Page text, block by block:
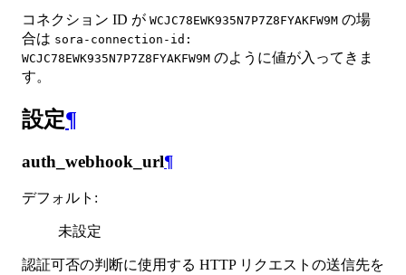
コネクション ID が WCJC78EWK935N7P7Z8FYAKFW9M の場
合は sora-connection-id:
WCJC78EWK935N7P7Z8FYAKFW9M のように値が入ってきま
す。
設定¶
auth_webhook_url¶
デフォルト :
未設定
認証可否の判断に使用する HTTP リクエストの送信先を